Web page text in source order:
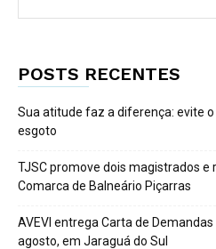
POSTS RECENTES
Sua atitude faz a diferença: evite
esgoto
TJSC promove dois magistrados e
Comarca de Balneário Piçarras
AVEVI entrega Carta de
agosto, em Jaraguá do Sul